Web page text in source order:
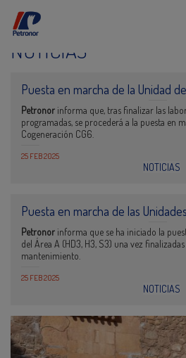
NOTICIAS
Puesta en marcha de la Unidad
Petronor informa que, tras finalizar las
programadas, se procederá a la puesta en
Cogeneración CG6.
25 FEB 2025
NOTICIAS
Puesta en marcha de las
Petronor informa que se ha iniciado la
del Área A (HD3, H3, S3) una vez
mantenimiento.
25 FEB 2025
NOTICIAS